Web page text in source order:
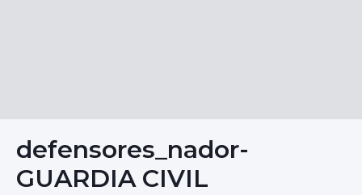
defensores_nador-
GUARDIA CIVIL